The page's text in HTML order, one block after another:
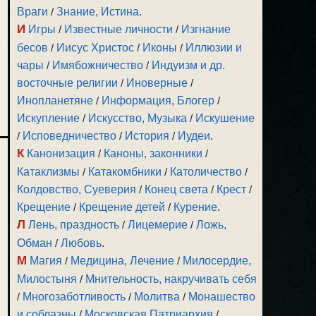
Враги /Знание, Истина.
И Игры / Известные личности / Изгнание
бесов / Иисус Христос / Иконы / Иллюзии и
чары / Имябожничество / Индуизм и др.
восточные религии / Иноверные /
Инопланетяне / Информация, Блогер /
Искупление / Искусство, Музыка / Искушение
/ Исповедничество / История / Иудеи.
К Канонизация / Каноны, законники /
Катаклизмы / Катакомбники / Католичество /
Колдовство, Суеверия / Конец света / Крест /
Крещение / Крещение детей / Курение.
Л Лень, праздность /Лицемерие /Ложь,
Обман /Любовь.
М Магия / Медицина, Лечение / Милосердие,
Милостыня / Мнительность, накручивать себя
/ Многозаботливость / Молитва / Монашество